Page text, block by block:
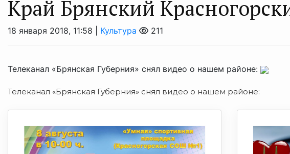
Край Брянский
18 января 2018, 11:58 | Культура 211
Телеканал «Брянская Губерния» снял видео о нашем районе:
Телеканал «Брянская Губерния» снял видео о нашем районе: